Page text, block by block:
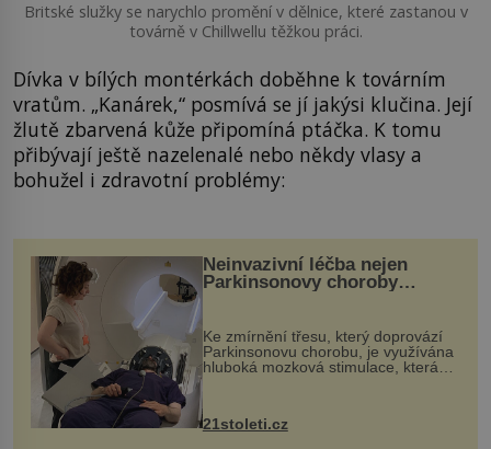
Britské služky se narychlo promění v dělnice, které zastanou v
továrně v Chillwellu těžkou práci.
Dívka v bílých montérkách doběhne k továrním
vratům. „Kanárek,“ posmívá se jí jakýsi klučina. Její
žlutě zbarvená kůže připomíná ptáčka. K tomu
přibývají ještě nazelenalé nebo někdy vlasy a
bohužel i zdravotní problémy:
Neinvazivní léčba nejen
Parkinsonovy choroby
Ke zmírnění třesu, který doprovází
Parkinsonovu chorobu, je využívána
hluboká mozková stimulace, která
však vyžaduje vysoce invazivní
k dostatečně přesnému zacílení ...
21stoleti.cz